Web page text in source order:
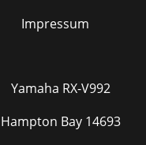
Impressum
Yamaha RX-V992
Hampton Bay 14693